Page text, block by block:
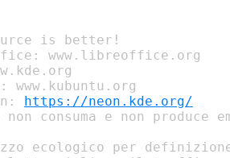
is better!
www.libreoffice.org
www.kubuntu.org
https://neon.kde.org/
ecologico per